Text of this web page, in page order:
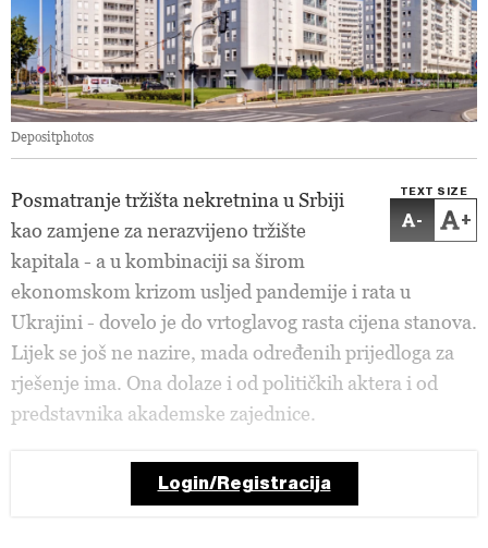
Depositphotos
TEXT SIZE
- +
Posmatranje tržišta nekretnina u Srbiji
kao zamjene za nerazvijeno tržište
kapitala - a u kombinaciji sa širom
ekonomskom krizom usljed pandemije i rata u
Ukrajini - dovelo je do vrtoglavog rasta cijena stanova.
Lijek se još ne nazire, mada određenih prijedloga za
rješenje ima. Ona dolaze i od političkih aktera i od
predstavnika akademske zajednice.
Login/Registracija